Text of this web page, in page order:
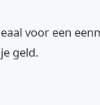
voor een
geld.